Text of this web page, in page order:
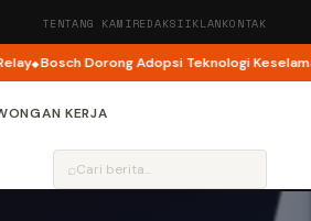
TENTANG KAMIREDAKSIIKLANKONTAK
Bosch Dorong Adopsi Teknologi Keselamatan
KERJA
⌕